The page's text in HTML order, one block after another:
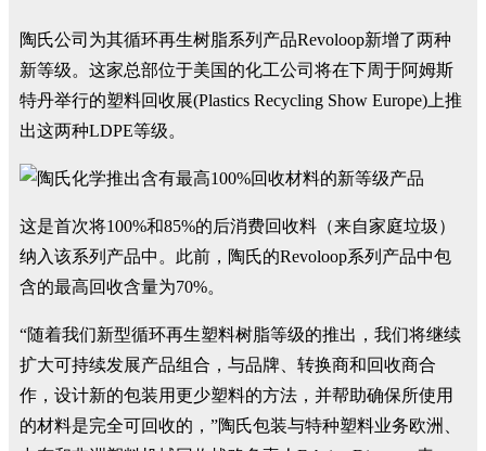
陶氏公司为其循环再生树脂系列产品Revoloop新增了两种
新等级。这家总部位于美国的化工公司将在下周于阿姆斯
特丹举行的塑料回收展(Plastics Recycling Show Europe)上推
出这两种LDPE等级。
这是首次将100%和85%的后消费回收料（来自家庭垃圾）
纳入该系列产品中。此前，陶氏的Revoloop系列产品中包
含的最高回收含量为70%。
“随着我们新型循环再生塑料树脂等级的推出，我们将继续
扩大可持续发展产品组合，与品牌、转换商和回收商合
作，设计新的包装用更少塑料的方法，并帮助确保所使用
的材料是完全可回收的，”陶氏包装与特种塑料业务欧洲、